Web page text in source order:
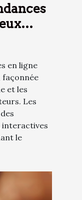
en ligne
façonnée
et les
Les
interactives
le